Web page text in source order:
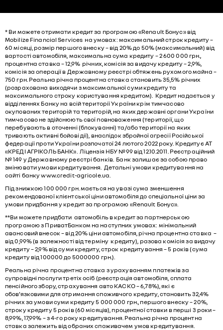
* Ви можете отримати кредит за програмою «Renault Бонус» від
Mobilize Financial Services на умовах: максимальний строк кредиту –
60 місяці, розмір першого внеску – від 20% до 50% (максимальний) від
вартості автомобіля, максимальна сума кредиту – 2 600 000 грн.,
процентна ставка – 12,9% річних, комісія за видачу кредиту – 2,9%,
комісія за операції в Державному реєстрі обтяжень рухомого майна –
750 грн. Реальна річна процентна ставка становить 35,5% річних
(розрахована виходячи з максимальної суми кредиту та
максимального строку користування кредитом). Кредит надається у
відділеннях Банку на всій території України крім тимчасово
окупованих територій та територій, на яких державні органи України
тимчасово не здійснюють свої повноваження (території, що
перебувають в оточенні (блокуванні) та/або території на яких
тривають активні бойові дії), внаслідок збройної агресії Російської
федерації проти України розпочатої 24 лютого 2022 року. Кредитує АТ
«КРЕДІ АГРІКОЛЬ БАНК». Ліцензія НБУ №99 від 12.10.2011. Реєстраційний
№ 149 у Державному реєстрі банків. Банк залишає за собою право
змінювати умови кредитування. Детальні умови кредитування на
сайті банкуwww.credit-agricole.ua.
Під знижкою 100 000 грн. мається на увазі сума зменшення
рекомендованої клієнтської ціни автомобіля до спеціальної ціни за
умови придбання у кредит за програмою «Renault Бонус».
**Ви можете придбати автомобіль в кредит за партнерською
програмою з ПриватБанком на наступних умовах: мінімальний
авансовий внесок – від 20% ціни автомобіля, річна процентна ставка –
від 0,99% (в залежності від терміну кредиту), разова комісія за видачу
кредиту – 2,9% від суми кредиту, строк кредитування – 5 років (сума
кредиту від 100000 до 5000000 грн.).
Реальна річна процентна ставка з урахуванням платежів за
супровідні послуги третіх осіб (реєстрація автомобіля, сплата
пенсійного збору, страхування авто КАСКО – 6,78%), які є
обов’язковими для отримання споживчого кредиту, становить 32,4%
річних за умови суми кредиту 5 000 000 грн., першого внеску – 20%,
строку кредиту 5 років (60 місяців), процентної ставки в перші 3 роки –
8,99%, 17,99% – з 4-го року кредитування. Реальна річна процентна
ставка залежить від обраних споживачем умов кредитування.